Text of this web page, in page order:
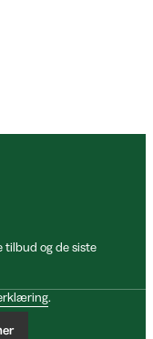
tilbud og de siste
.